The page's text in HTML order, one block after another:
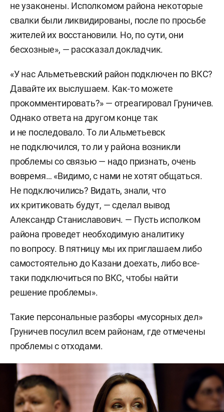
не узаконены. Исполкомом района некоторые
свалки были ликвидированы, после по просьбе
жителей их восстановили. Но, по сути, они
бесхозные», — рассказал докладчик.
«У нас Альметьевский район подключен по ВКС?
Давайте их выслушаем. Как-то можете
прокомментировать?» — отреагировал Груничев.
Однако ответа на другом конце так
и не последовало. То ли Альметьевск
не подключился, то ли у района возникли
проблемы со связью — надо признать, очень
вовремя… «Видимо, с нами не хотят общаться.
Не подключились? Видать, знали, что
их критиковать будут, — сделал вывод
Александр Станиславович. — Пусть исполком
района проведет необходимую аналитику
по вопросу. В пятницу мы их приглашаем либо
самостоятельно до Казани доехать, либо все-
таки подключиться по ВКС, чтобы найти
решение проблемы».
Такие персональные разборы «мусорных дел»
Груничев посулил всем районам, где отмечены
проблемы с отходами.